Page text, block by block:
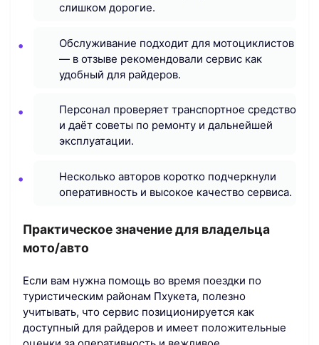
слишком дорогие.
Обслуживание подходит для мотоциклистов
— в отзыве рекомендовали сервис как
удобный для райдеров.
Персонал проверяет транспортное средство
и даёт советы по ремонту и дальнейшей
эксплуатации.
Несколько авторов коротко подчеркнули
оперативность и высокое качество сервиса.
Практическое значение для владельца
мото/авто
Если вам нужна помощь во время поездки по
туристическим районам Пхукета, полезно
учитывать, что сервис позиционируется как
доступный для райдеров и имеет положительные